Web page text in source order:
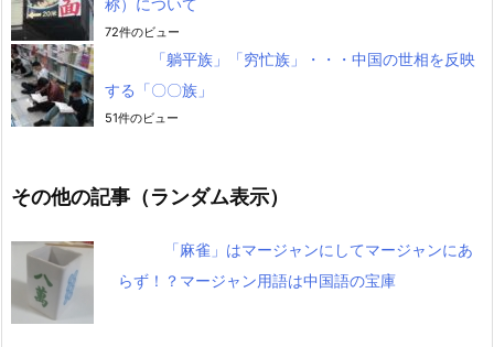
称）について
72件のビュー
「躺平族」「穷忙族」・・・中国の世相を反映
する「〇〇族」
51件のビュー
その他の記事（ランダム表示）
「麻雀」はマージャンにしてマージャンにあ
らず！？マージャン用語は中国語の宝庫